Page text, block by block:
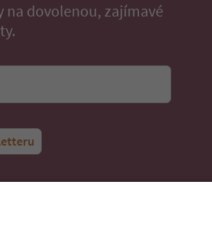
na dovolenou, zajímavé